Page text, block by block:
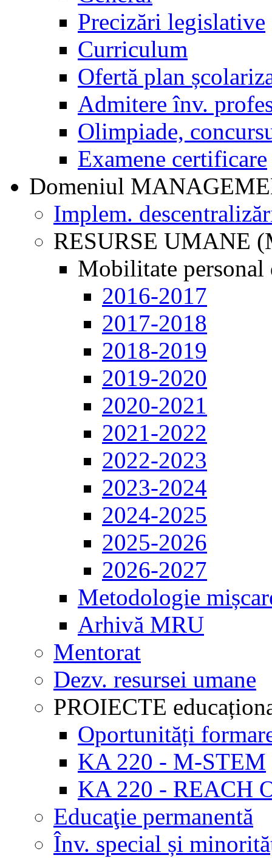
Precizări legislative
Curriculum
Ofertă plan
Admitere înv.
Olimpiade,
Examene certificare
Domeniul
Implem.
RESURSE UMANE
Mobilitate personal
2016-2017
2017-2018
2018-2019
2019-2020
2020-2021
2021-2022
2022-2023
2023-2024
2024-2025
2025-2026
2026-2027
Metodologie
Arhivă MRU
Mentorat
Dezv. resursei umane
PROIECTE
Oportunități
KA 220 - M-STEM
KA 220 - REACH
Educaţie permanentă
Înv. special și